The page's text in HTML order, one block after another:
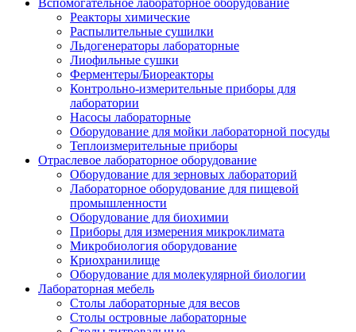
Вспомогательное лабораторное оборудование
Реакторы химические
Распылительные сушилки
Льдогенераторы лабораторные
Лиофильные сушки
Ферментеры/Биореакторы
Контрольно-измерительные приборы для
лаборатории
Насосы лабораторные
Оборудование для мойки лабораторной посуды
Теплоизмерительные приборы
Отраслевое лабораторное оборудование
Оборудование для зерновых лабораторий
Лабораторное оборудование для пищевой
промышленности
Оборудование для биохимии
Приборы для измерения микроклимата
Микробиология оборудование
Криохранилище
Оборудование для молекулярной биологии
Лабораторная мебель
Столы лабораторные для весов
Столы островные лабораторные